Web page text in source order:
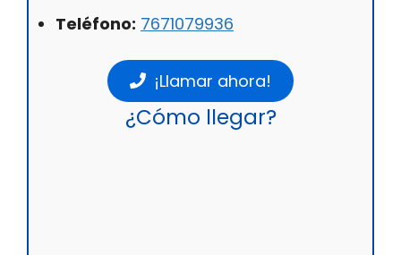
Teléfono: 7671079936
¡Llamar ahora!
¿Cómo llegar?